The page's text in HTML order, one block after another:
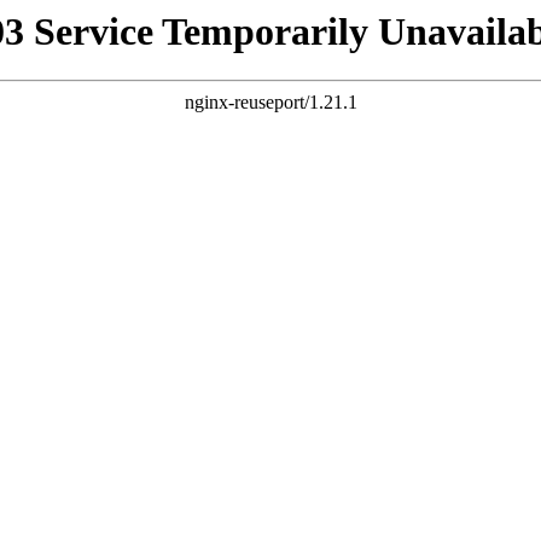
Service Temporarily
nginx-reuseport/1.21.1